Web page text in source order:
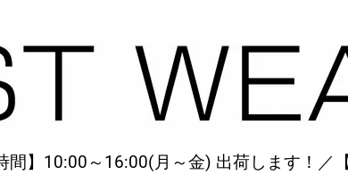
間】10:00～16:00(月～金) 出荷します！／